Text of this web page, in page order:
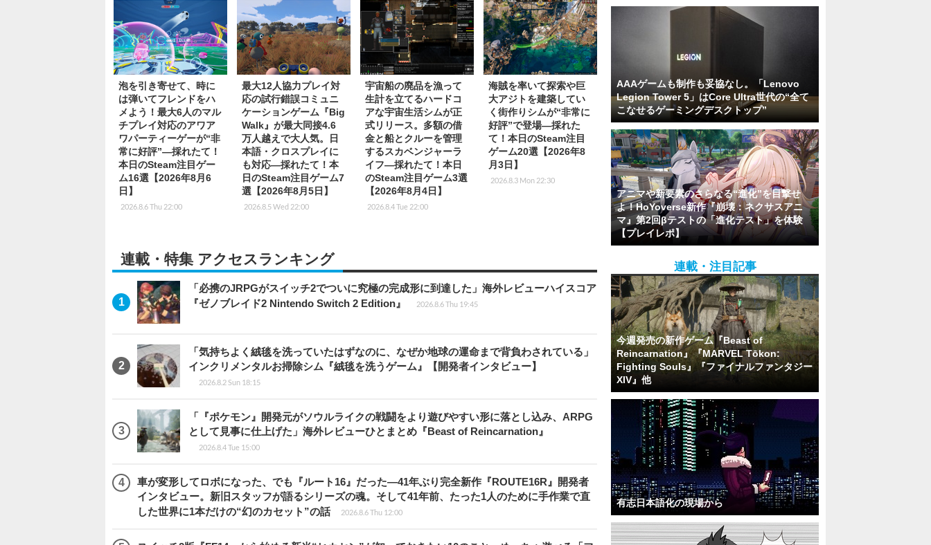
泡を引き寄せて、時に
は弾いてフレンドをハ
メよう！最大6人のマル
チプレイ対応のアワア
ワパーティーゲーが“非
常に好評”―採れたて！
本日のSteam注目ゲー
ム16選【2026年8月6
日】
2026.8.6 Thu 22:00
最大12人協力プレイ対
応の試行錯誤コミュニ
ケーションゲーム『Big
Walk』が最大同接4.6
万人越えで大人気。日
本語・クロスプレイに
も対応―採れたて！本
日のSteam注目ゲーム7
選【2026年8月5日】
2026.8.5 Wed 22:00
宇宙船の廃品を漁って
生計を立てるハードコ
アな宇宙生活シムが正
式リリース。多額の借
金と船とクルーを管理
するスカベンジャーラ
イフ―採れたて！本日
のSteam注目ゲーム3選
【2026年8月4日】
2026.8.4 Tue 22:00
海賊を率いて探索や巨
大アジトを建築してい
く街作りシムが“非常に
好評”で登場―採れた
て！本日のSteam注目
ゲーム20選【2026年8
月3日】
2026.8.3 Mon 22:30
連載・特集 アクセスランキング
「必携のJRPGがスイッチ2でついに究極の完成形に到達した」海外レビューハイスコア
『ゼノブレイド2 Nintendo Switch 2 Edition』
2026.8.6 Thu 19:45
「気持ちよく絨毯を洗っていたはずなのに、なぜか地球の運命まで背負わされている」
インクリメンタルお掃除シム『絨毯を洗うゲーム』【開発者インタビュー】
2026.8.2 Sun 18:15
「『ポケモン』開発元がソウルライクの戦闘をより遊びやすい形に落とし込み、ARPG
として見事に仕上げた」海外レビューひとまとめ『Beast of Reincarnation』
2026.8.4 Tue 15:00
車が変形してロボになった、でも『ルート16』だった―41年ぶり完全新作『ROUTE16R』開発者
インタビュー。新旧スタッフが語るシリーズの魂。そして41年前、たった1人のために手作業で直
した世界に1本だけの“幻のカセット”の話
2026.8.6 Thu 12:00
AAAゲームも制作も妥協なし。「Lenovo
Legion Tower 5」はCore Ultra世代の“全て
こなせるゲーミングデスクトップ”
アニマや新要素のさらなる“進化”を目撃せ
よ！HoYoverse新作『崩壊：ネクサスアニ
マ』第2回βテストの「進化テスト」を体験
【プレイレポ】
連載・注目記事
今週発売の新作ゲーム『Beast of
Reincarnation』『MARVEL Tōkon:
Fighting Souls』『ファイナルファンタジー
XIV』他
有志日本語化の現場から